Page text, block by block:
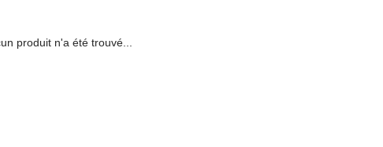
produit n'a été trouvé...